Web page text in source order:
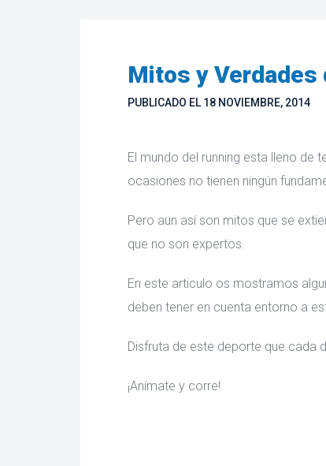
Mitos y Verdades
PUBLICADO EL 18 NOVIEMBRE, 2014
El mundo del running esta lleno de
ocasiones no tienen ningún
Pero aun así son mitos que se
que no son expertos.
En este articulo os mostramos
deben tener en cuenta entorno a
Disfruta de este deporte que cada
¡Anímate y corre!